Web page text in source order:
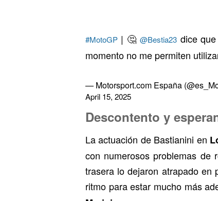
#MotoGP | 🤔@Bestia23 dice
momento no me permiten
— Motorsport.com España
April 15, 2025
Descontento y
La actuación de Bastianini en
con numerosos problemas
trasera lo dejaron atrapado en
ritmo para estar mucho más